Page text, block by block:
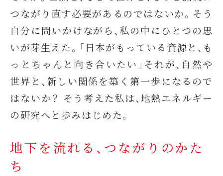
つながり直す必要があるのではないか。そう
自分に問いかけながら、私の中にひとつの思
いが芽生えた。「日本がもっている資源と、も
っとちゃんと向き合いたい」それが、自然や
世界と、新しい関係を築く第一歩になるので
はないか？ そう考えた私は、地熱エネルギー
の研究へと歩みはじめた。
地下を流れる、つながりのかた
ち